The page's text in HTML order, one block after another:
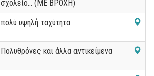
σχολείο... (ΜΕ ΒΡΟΧΗ)
πολύ υψηλή ταχύτητα
Πολυθρόνες και άλλα αντικείμενα